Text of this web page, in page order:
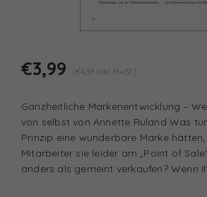
€3,99 (€4,39 Inkl. MwSt.)
Ganzheitliche Markenentwicklung –
von selbst von Annette Ruland Was
Prinzip eine wunderbare Marke
Mitarbeiter sie leider am „Point of
anders als gemeint verkaufen? Wenn